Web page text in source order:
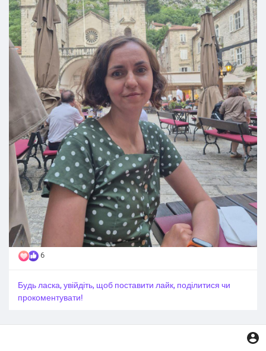
6
Будь ласка, увійдіть, щоб поставити лайк, поділитися чи
прокоментувати!